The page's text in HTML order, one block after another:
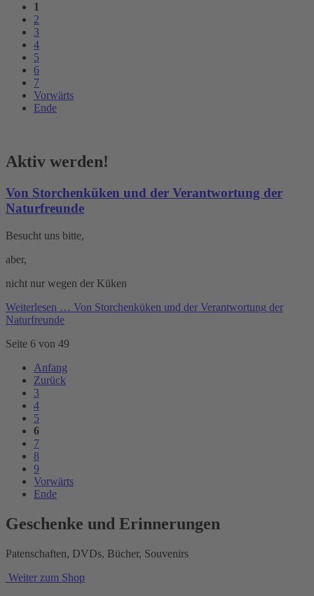
1
2
3
4
5
6
7
Vorwärts
Ende
Aktiv werden!
Von Storchenküken und der Verantwortung der
Naturfreunde
Besucht uns bitte,
aber,
nicht nur wegen der Küken
Weiterlesen … Von Storchenküken und der Verantwortung der
Naturfreunde
Seite 6 von 49
Anfang
Zurück
3
4
5
6
7
8
9
Vorwärts
Ende
Geschenke und Erinnerungen
Patenschaften, DVDs, Bücher, Souvenirs
Weiter zum Shop